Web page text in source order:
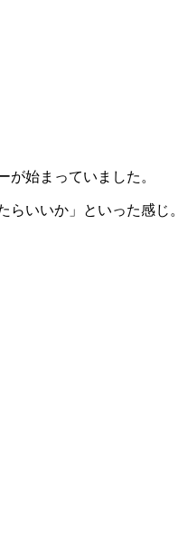
始まっていました。
いいか」といった感じ。